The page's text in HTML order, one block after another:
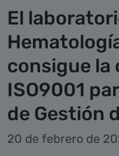
El
consigue
ISO9001
de Gestión
20 de febrero de